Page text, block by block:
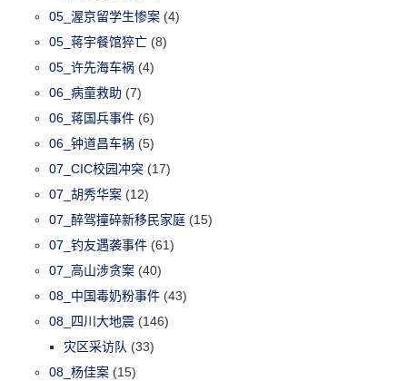
05_渥京留学生惨案 (4)
05_蒋宇餐馆猝亡 (8)
05_许先海车祸 (4)
06_病童救助 (7)
06_蒋国兵事件 (6)
06_钟道昌车祸 (5)
07_CIC校园冲突 (17)
07_胡秀华案 (12)
07_醉驾撞碎新移民家庭 (15)
07_钓友遇袭事件 (61)
07_高山涉贪案 (40)
08_中国毒奶粉事件 (43)
08_四川大地震 (146)
灾区采访队 (33)
08_杨佳案 (15)